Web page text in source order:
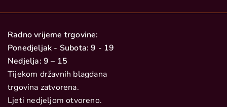
Radno vrijeme trgovine:
Ponedjeljak - Subota: 9 - 19
Nedjelja: 9 – 15
Tijekom državnih blagdana
trgovina zatvorena.
Ljeti nedjeljom otvoreno.